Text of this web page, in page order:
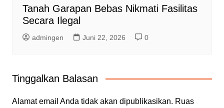
Tanah Garapan Bebas Nikmati Fasilitas
Secara Ilegal
admingen Juni 22, 2026 0
Tinggalkan Balasan
Alamat email Anda tidak akan dipublikasikan. Ruas